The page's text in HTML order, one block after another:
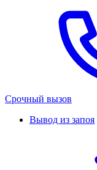
Срочный вызов
Вывод из запоя